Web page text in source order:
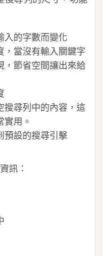
入的字數而變化
，當沒有輸入關鍵字
，節省空間讓出來給
搜尋列中的內容，這
用。
預設的搜尋引擊
訊：